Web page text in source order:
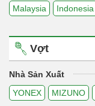
Malaysia Indonesia
Vợt
Nhà Sản Xuất
YONEX
MIZUNO